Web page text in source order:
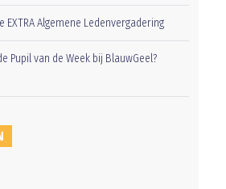
EXTRA Algemene Ledenvergadering
Pupil van de Week bij BlauwGeel?